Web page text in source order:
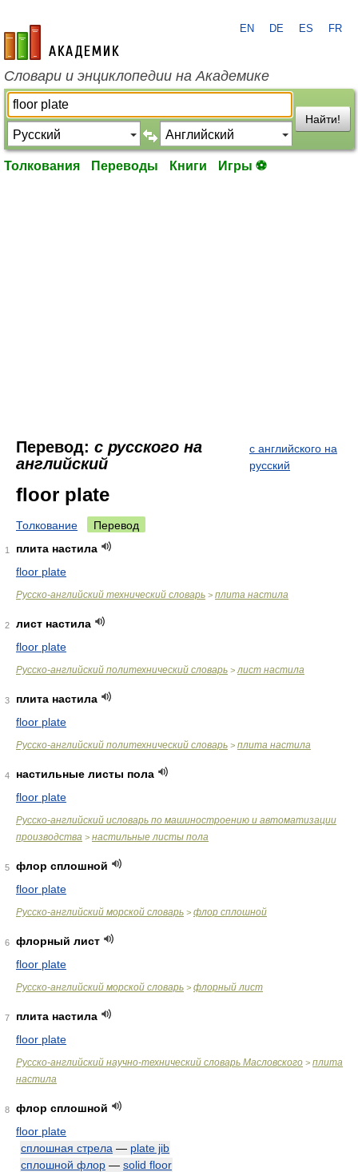
academic.ru
EN DE ES FR
Словари и энциклопедии на Академике
Найти!
Толкования Переводы Книги Игры ⚽
Перевод: с русского на
английский
с английского на
русский
floor plate
Толкование Перевод
1
плита настила
floor plate
Русско-английский технический словарь > плита настила
2
лист настила
floor plate
Русско-английский политехнический словарь > лист настила
3
плита настила
floor plate
Русско-английский политехнический словарь > плита настила
4
настильные листы пола
floor plate
Русско-английский исловарь по машиностроению и автоматизации
производства > настильные листы пола
5
флор сплошной
floor plate
Русско-английский морской словарь > флор сплошной
6
флорный лист
floor plate
Русско-английский морской словарь > флорный лист
7
плита настила
floor plate
Русско-английский научно-технический словарь Масловского > плита
настила
8
флор сплошной
floor plate
сплошная стрела — plate jib
сплошной флор — solid floor